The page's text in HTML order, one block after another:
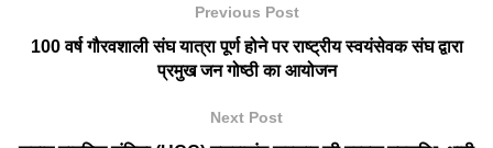
Previous Post
100 वर्ष गौरवशाली संघ यात्रा पूर्ण होने पर राष्ट्रीय स्वयंसेवक संघ द्वारा
प्रमुख जन गोष्ठी का आयोजन
Next Post